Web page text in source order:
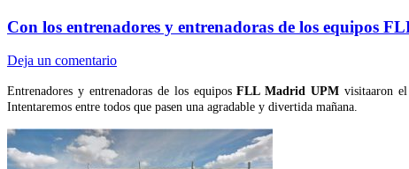
Con los entrenadores y entrenadoras de los equipos
Deja un comentario
Entrenadores y entrenadoras de los equiposFLL Madrid UPM visitaaron
Intentaremos entre todos que pasen una agradable y divertida mañana.